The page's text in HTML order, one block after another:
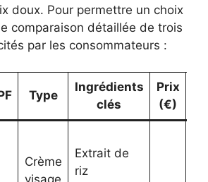
doux. Pour permettre un choix
comparaison détaillée de trois
par les consommateurs :
Type
Ingrédients
clés
Prix
(€)
Crème
Extrait de
riz